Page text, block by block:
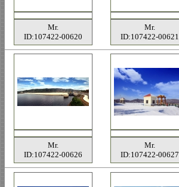
Mr.
ID:107422-00620
Mr.
ID:107422-00621
Mr.
ID:107422-00626
Mr.
ID:107422-00627